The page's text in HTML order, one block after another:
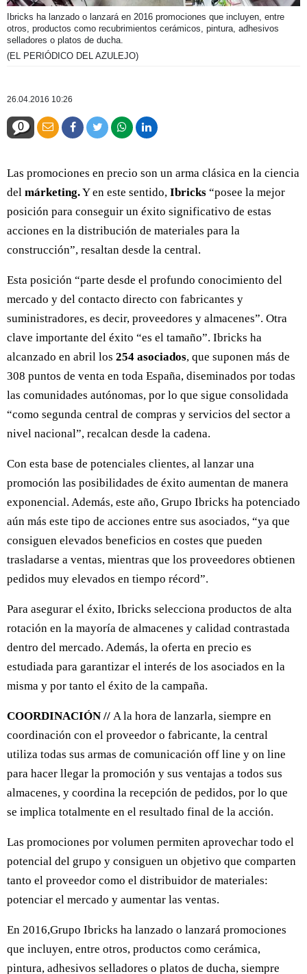
Ibricks ha lanzado o lanzará en 2016 promociones que incluyen, entre
otros, productos como recubrimientos cerámicos, pintura, adhesivos
selladores o platos de ducha.
(EL PERIÓDICO DEL AZULEJO)
26.04.2016 10:26
0
Las promociones en precio son un arma clásica en la ciencia
del márketing.Y en este sentido, Ibricks “posee la mejor
posición para conseguir un éxito significativo de estas
acciones en la distribución de materiales para la
construcción”, resaltan desde la central.
Esta posición “parte desde el profundo conocimiento del
mercado y del contacto directo con fabricantes y
suministradores, es decir, proveedores y almacenes”. Otra
clave importante del éxito “es el tamaño”. Ibricks ha
alcanzado en abril los 254 asociados, que suponen más de
308 puntos de venta en toda España, diseminados por todas
las comunidades autónomas, por lo que sigue consolidada
“como segunda central de compras y servicios del sector a
nivel nacional”, recalcan desde la cadena.
Con esta base de potenciales clientes, al lanzar una
promoción las posibilidades de éxito aumentan de manera
exponencial. Además, este año, Grupo Ibricks ha potenciado
aún más este tipo de acciones entre sus asociados, “ya que
consiguen elevados beneficios en costes que pueden
trasladarse a ventas, mientras que los proveedores obtienen
pedidos muy elevados en tiempo récord”.
Para asegurar el éxito, Ibricks selecciona productos de alta
rotación en la mayoría de almacenes y calidad contrastada
dentro del mercado. Además, la oferta en precio es
estudiada para garantizar el interés de los asociados en la
misma y por tanto el éxito de la campaña.
COORDINACIÓN // A la hora de lanzarla, siempre en
coordinación con el proveedor o fabricante, la central
utiliza todas sus armas de comunicación off line y on line
para hacer llegar la promoción y sus ventajas a todos sus
almacenes, y coordina la recepción de pedidos, por lo que
se implica totalmente en el resultado final de la acción.
Las promociones por volumen permiten aprovechar todo el
potencial del grupo y consiguen un objetivo que comparten
tanto el proveedor como el distribuidor de materiales:
potenciar el mercado y aumentar las ventas.
En 2016,Grupo Ibricks ha lanzado o lanzará promociones
que incluyen, entre otros, productos como cerámica,
pintura, adhesivos selladores o platos de ducha, siempre